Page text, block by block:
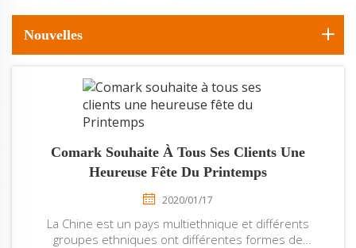
Nouvelles
Comark Souhaite À Tous Ses Clients Une
Heureuse Fête Du Printemps
2020/01/17
La Chine est un pays multiethnique et différents
groupes ethniques ont différentes formes de